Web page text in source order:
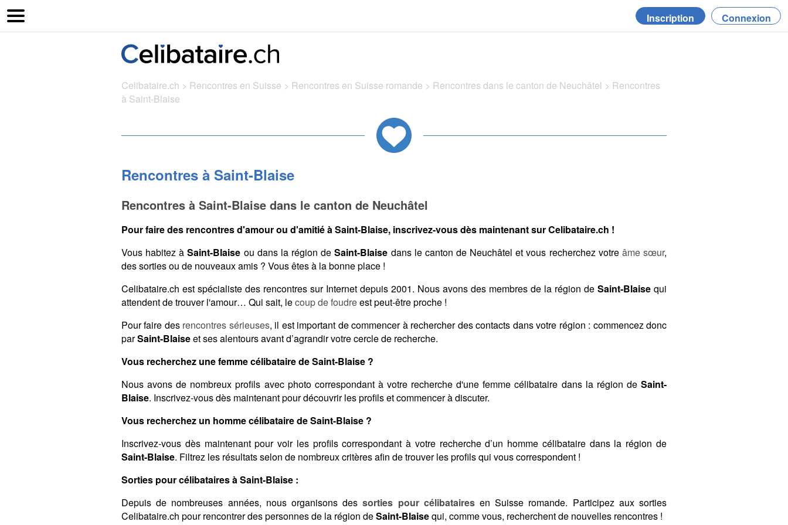
Inscription Connexion
Celibataire.ch > Rencontres en Suisse > Rencontres en Suisse romande > Rencontres dans le canton de Neuchâtel > Rencontres
à Saint-Blaise
Rencontres à Saint-Blaise
Rencontres à Saint-Blaise dans le canton de Neuchâtel
Pour faire des rencontres d'amour ou d'amitié à Saint-Blaise, inscrivez-vous dès maintenant sur Celibataire.ch !
Vous habitez àSaint-Blaise ou dans la région deSaint-Blaise dans le canton de Neuchâtel et vous recherchez votre âme sœur,
des sorties ou de nouveaux amis ? Vous êtes à la bonne place !
Celibataire.ch est spécialiste des rencontres sur Internet depuis 2001. Nous avons des membres de la région de Saint-Blaise qui
attendent de trouver l'amour… Qui sait, lecoup de foudreest peut-être proche !
Pour faire des rencontres sérieuses, il est important de commencer à rechercher des contacts dans votre région : commencez donc
parSaint-Blaiseet ses alentours avant d’agrandir votre cercle de recherche.
Vous recherchez une femme célibataire de Saint-Blaise ?
Nous avons de nombreux profils avec photo correspondant à votre recherche d'une femme célibataire dans la région de Saint-
Blaise. Inscrivez-vous dès maintenant pour découvrir les profils et commencer à discuter.
Vous recherchez un homme célibataire de Saint-Blaise ?
Inscrivez-vous dès maintenant pour voir les profils correspondant à votre recherche d’un homme célibataire dans la région de
Saint-Blaise. Filtrez les résultats selon de nombreux critères afin de trouver les profils qui vous correspondent !
Sorties pour célibataires à Saint-Blaise :
Depuis de nombreuses années, nous organisons dessorties pour célibatairesen Suisse romande. Participez aux sorties
Celibataire.ch pour rencontrer des personnes de la région deSaint-Blaisequi, comme vous, recherchent de nouvelles rencontres !